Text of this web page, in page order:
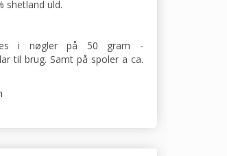
shetland uld.
i nøgler på 50 gram -
til brug. Samt på spoler a ca.